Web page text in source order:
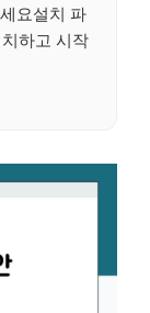
요설치 파
하고 시작